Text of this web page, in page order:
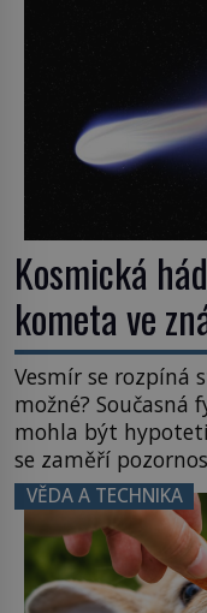
napovídá, kde
Kosmická
kometa ve
Vesmír se rozpíná
možné? Současná
mohla být
se zaměří
Namísto ní ale
hmatatelnějšího.
Astronomové
mravenčí prací
Průzkumu temné
VĚDA A TECHNIKA